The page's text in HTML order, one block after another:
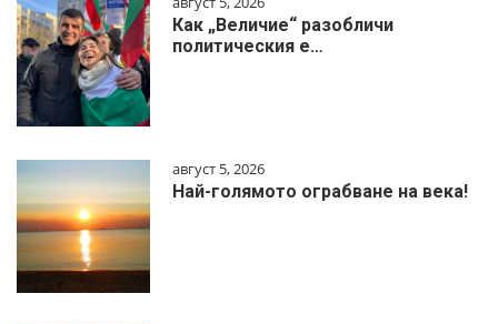
Как „Величие“ разобличи
политическия е…
август 5, 2026
Най-голямото ограбване на века!